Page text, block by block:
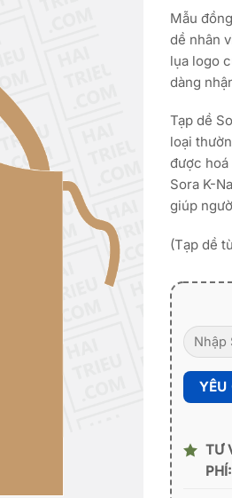
Mẫu
dề nhân
lụa logo
dàng
Tạp dề
loại
được hoá
Sora K-
giúp
(Tạp dề
TƯ
PHÍ: